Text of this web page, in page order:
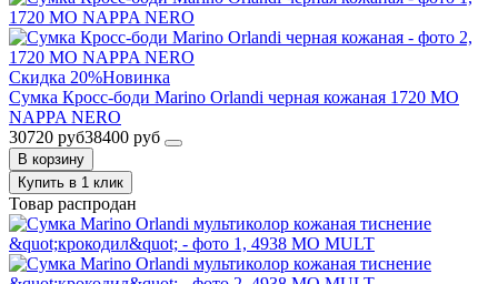
Скидка 20%Новинка
Сумка Кросс-боди Marino Orlandi черная кожаная 1720 MO
NAPPA NERO
30720 руб38400 руб
В корзину
Купить в 1 клик
Товар распродан